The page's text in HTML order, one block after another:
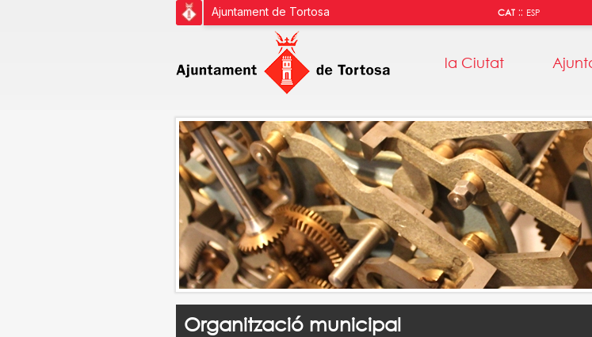
Ajuntament de Tortosa CAT:: ESP
la Ciutat
Organització municipal